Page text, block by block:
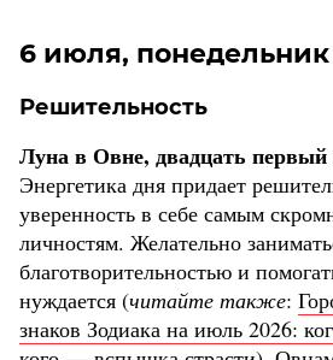
6 июля, понедельник
Решительность
Луна в Овне, двадцать
Энергетика дня придает
уверенность в себе самым
личностям. Желательно
благотворительностью и
нуждается (читайте также:
знаков Зодиака на июль 2026: